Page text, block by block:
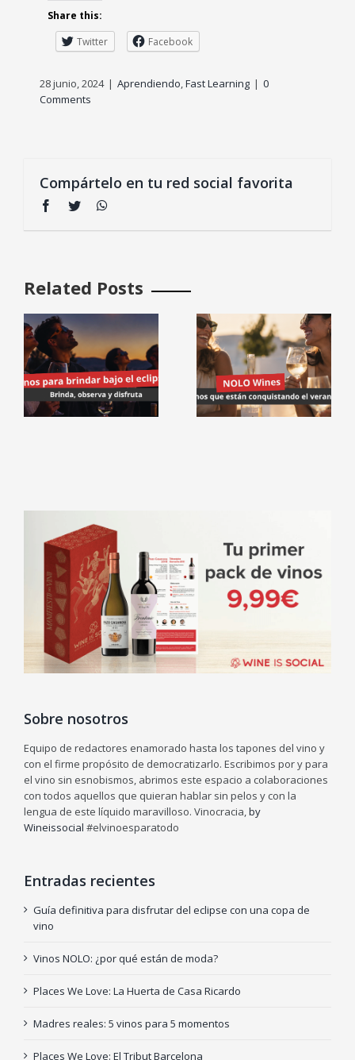
Share this:
Twitter
Facebook
28 junio, 2024 | Aprendiendo,Fast Learning | 0
Comments
Compártelo en tu red social favorita
Facebook
Twitter
Related Posts
Vinos NOLO:
¿por qué
están de
moda?
Sobre nosotros
Equipo de redactores enamorado hasta los tapones del vino y
con el firme propósito de democratizarlo. Escribimos por y para
el vino sin esnobismos, abrimos este espacio a colaboraciones
con todos aquellos que quieran hablar sin pelos y con la
lengua de este líquido maravilloso. Vinocracia,by
Wineissocial #elvinoesparatodo
Entradas recientes
Guía definitiva para disfrutar del eclipse con una copa de
vino
Vinos NOLO: ¿por qué están de moda?
Places We Love: La Huerta de Casa Ricardo
Madres reales: 5 vinos para 5 momentos
Places We Love: El Tribut Barcelona